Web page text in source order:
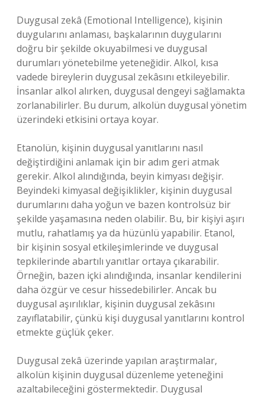
Duygusal zekâ (Emotional Intelligence), kişinin
duygularını anlaması, başkalarının duygularını
doğru bir şekilde okuyabilmesi ve duygusal
durumları yönetebilme yeteneğidir. Alkol, kısa
vadede bireylerin duygusal zekâsını etkileyebilir.
İnsanlar alkol alırken, duygusal dengeyi sağlamakta
zorlanabilirler. Bu durum, alkolün duygusal yönetim
üzerindeki etkisini ortaya koyar.
Etanolün, kişinin duygusal yanıtlarını nasıl
değiştirdiğini anlamak için bir adım geri atmak
gerekir. Alkol alındığında, beyin kimyası değişir.
Beyindeki kimyasal değişiklikler, kişinin duygusal
durumlarını daha yoğun ve bazen kontrolsüz bir
şekilde yaşamasına neden olabilir. Bu, bir kişiyi aşırı
mutlu, rahatlamış ya da hüzünlü yapabilir. Etanol,
bir kişinin sosyal etkileşimlerinde ve duygusal
tepkilerinde abartılı yanıtlar ortaya çıkarabilir.
Örneğin, bazen içki alındığında, insanlar kendilerini
daha özgür ve cesur hissedebilirler. Ancak bu
duygusal aşırılıklar, kişinin duygusal zekâsını
zayıflatabilir, çünkü kişi duygusal yanıtlarını kontrol
etmekte güçlük çeker.
Duygusal zekâ üzerinde yapılan araştırmalar,
alkolün kişinin duygusal düzenleme yeteneğini
azaltabileceğini göstermektedir. Duygusal